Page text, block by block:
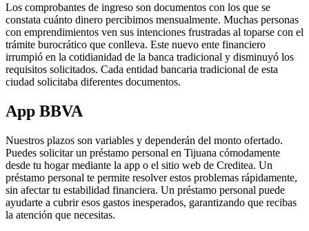
Los comprobantes de ingreso son documentos con los que se
constata cuánto dinero percibimos mensualmente. Muchas personas
con emprendimientos ven sus intenciones frustradas al toparse con el
trámite burocrático que conlleva. Este nuevo ente financiero
irrumpió en la cotidianidad de la banca tradicional y disminuyó los
requisitos solicitados. Cada entidad bancaria tradicional de esta
ciudad solicitaba diferentes documentos.
App BBVA
Nuestros plazos son variables y dependerán del monto ofertado.
Puedes solicitar un préstamo personal en Tijuana cómodamente
desde tu hogar mediante la app o el sitio web de Creditea. Un
préstamo personal te permite resolver estos problemas rápidamente,
sin afectar tu estabilidad financiera. Un préstamo personal puede
ayudarte a cubrir esos gastos inesperados, garantizando que recibas
la atención que necesitas.